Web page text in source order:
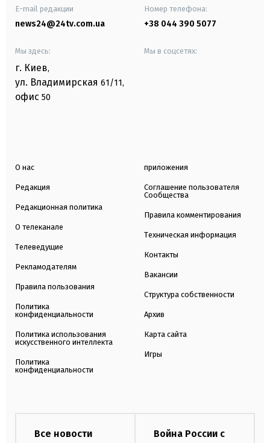
E-mail редакции
news24@24tv.com.ua
Номер телефона:
+38 044 390 5077
Мы здесь:
г. Киев,
ул. Владимирская 61/11,
офис 50
Мы в соцсетях:
О нас
Редакция
Редакционная политика
О телеканале
Телеведущие
Рекламодателям
Правила пользования
Политика
конфиденциальности
Политика использования
искусственного интеллекта
Политика
конфиденциальности
приложения
Соглашение пользователя
Сообщества
Правила комментирования
Техническая информация
Контакты
Вакансии
Структура собственности
Архив
Карта сайта
Игры
Все новости
Война России с